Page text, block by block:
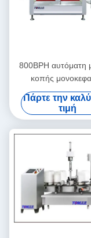
800BPH αυτόματη
κοπής
γραμμική
Πάρτε την
τιμή